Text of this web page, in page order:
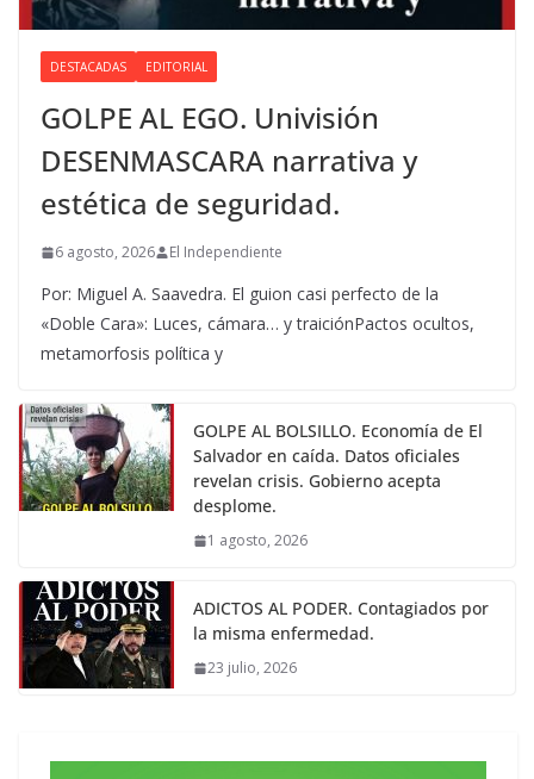
DESTACADAS EDITORIAL
GOLPE AL EGO. Univisión
DESENMASCARA narrativa y
estética de seguridad.
6 agosto, 2026 El Independiente
Por: Miguel A. Saavedra. El guion casi perfecto de la
«Doble Cara»: Luces, cámara… y traiciónPactos ocultos,
metamorfosis política y
GOLPE AL BOLSILLO. Economía de El
Salvador en caída. Datos oficiales
revelan crisis. Gobierno acepta
desplome.
1 agosto, 2026
ADICTOS AL PODER. Contagiados por
la misma enfermedad.
23 julio, 2026